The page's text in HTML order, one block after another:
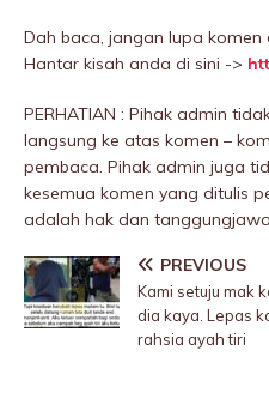
Dah baca, jangan lupa komen
Hantar kisah anda di sini ->
PERHATIAN : Pihak admin
langsung ke atas komen –
pembaca. Pihak admin juga
kesemua komen yang ditulis
adalah hak dan
PREVIOUS
Kami setuju mak
dia kaya. Lepas
rahsia ayah tiri